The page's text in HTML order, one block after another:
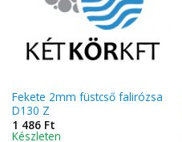
Fekete 2mm füstcső falirózsa
D130 Z
1 486 Ft
Készleten